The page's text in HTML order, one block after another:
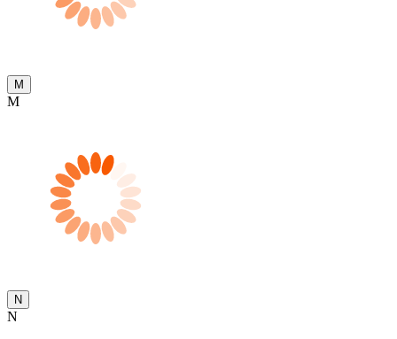
M
M
N
N